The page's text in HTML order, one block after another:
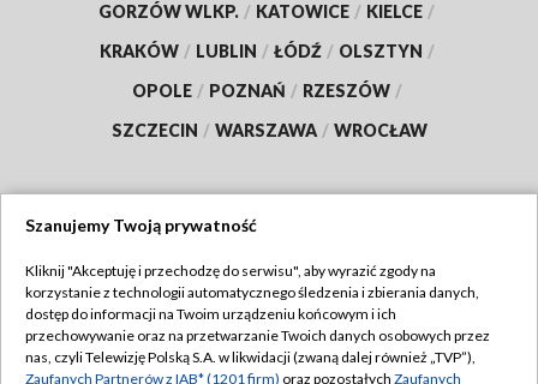
GORZÓW WLKP. / KATOWICE / KIELCE /
KRAKÓW / LUBLIN / ŁÓDŹ / OLSZTYN /
OPOLE / POZNAŃ / RZESZÓW /
SZCZECIN / WARSZAWA / WROCŁAW
TVP
Abonament TVP
Emisja w TVP
Regulamin TVP
Szanujemy Twoją prywatność
Kliknij "Akceptuję i przechodzę do serwisu", aby wyrazić zgody na
korzystanie z technologii automatycznego śledzenia i zbierania danych,
dostęp do informacji na Twoim urządzeniu końcowym i ich
przechowywanie oraz na przetwarzanie Twoich danych osobowych przez
nas, czyli Telewizję Polską S.A. w likwidacji (zwaną dalej również „TVP”),
Zaufanych Partnerów z IAB* (1201 firm) oraz pozostałych Zaufanych